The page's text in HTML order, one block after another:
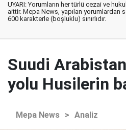
UYARI: Yorumların her türlü cezai ve
aittir. Mepa News, yapılan yorumlardan
600 karakterle (boşluklu) sınırlıdır.
Suudi
yolu Husilerin
Mepa News > Analiz